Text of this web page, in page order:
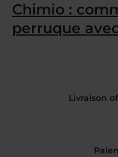
Chimio :
perruque
Livraison